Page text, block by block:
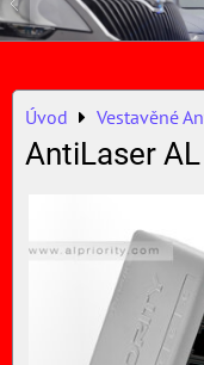
Úvod Vestavěné
AntiLaser